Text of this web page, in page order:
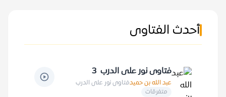
أحدث الفتاوى
فتاوى نور على الدرب 3
عبد الله بن حميدفتاوى نور على الدرب
متفرقات